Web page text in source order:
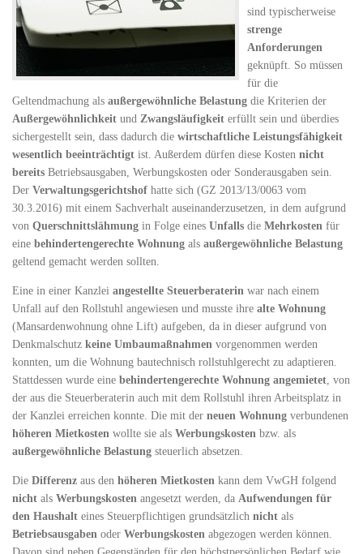
sind typischerweise
strenge
Anforderungen
geknüpft. So müssen
für die
Geltendmachung als außergewöhnliche Belastung die Kriterien der
Außergewöhnlichkeit und Zwangsläufigkeit erfüllt sein und überdies
sichergestellt sein, dass dadurch die wirtschaftliche Leistungsfähigkeit
wesentlich beeinträchtigt ist. Außerdem dürfen diese Kosten nicht
bereits Betriebsausgaben, Werbungskosten oder Sonderausgaben sein.
Der Verwaltungsgerichtshof hatte sich (GZ 2013/13/0063 vom
30.3.2016) mit einem Sachverhalt auseinanderzusetzen, in dem aufgrund
von Querschnittslähmung in Folge eines Unfalls die Mehrkosten für
eine behindertengerechte Wohnung als außergewöhnliche Belastung
geltend gemacht werden sollten.
Eine in einer Kanzlei angestellte Steuerberaterin war nach einem
Unfall auf den Rollstuhl angewiesen und musste ihre alte Wohnung
(Mansardenwohnung ohne Lift) aufgeben, da in dieser aufgrund von
Denkmalschutz keine Umbaumaßnahmen vorgenommen werden
konnten, um die Wohnung bautechnisch rollstuhlgerecht zu adaptieren.
Stattdessen wurde eine behindertengerechte Wohnung angemietet, von
der aus die Steuerberaterin auch mit dem Rollstuhl ihren Arbeitsplatz in
der Kanzlei erreichen konnte. Die mit der neuen Wohnung verbundenen
höheren Mietkosten wollte sie als Werbungskosten bzw. als
außergewöhnliche Belastung steuerlich absetzen.
Die Differenz aus den höheren Mietkosten kann dem VwGH folgend
nicht als Werbungskosten angesetzt werden, da Aufwendungen für
den Haushalt eines Steuerpflichtigen grundsätzlich nicht als
Betriebsausgaben oder Werbungskosten abgezogen werden können.